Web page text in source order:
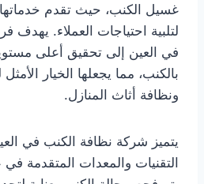
غسيل الكنب، حيث تقدم خدماتها
لتلبية احتياجات العملاء.
في العين إلى تحقيق أعلى
بالكنب، مما يجعلها الخيار
ونظافة أثاث المنازل.
يتميز شركة نظافة الكنب في
التقنيات والمعدات المتقدمة